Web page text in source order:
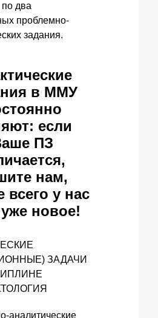
два
проблемно-
задания.
в ММУ
если
ПЗ
нам,
всего у нас
новое!
ЗАДАЧИ
аналитические